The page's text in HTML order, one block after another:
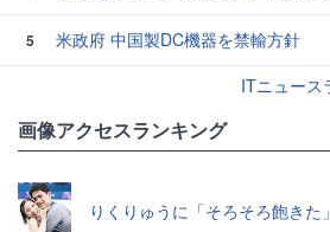
5
米政府 中国製DC機器を禁輸方針
ITニュース
画像アクセスランキング
りくりゅうに「そろそろ飽きた」